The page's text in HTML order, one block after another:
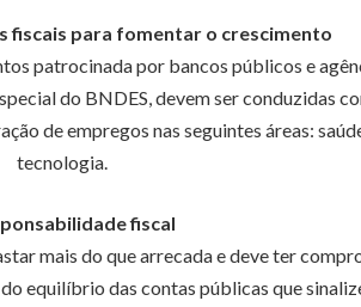
fiscais para fomentar o crescimento
patrocinada por bancos públicos e
do BNDES, devem ser conduzidas
de empregos nas seguintes áreas:
tecnologia.
fiscal
mais do que arrecada e deve ter
equilíbrio das contas públicas que